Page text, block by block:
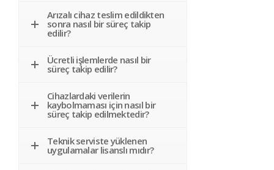
Arızalı cihaz teslim edildikten
sonra nasıl bir süreç takip
edilir?
Ücretli işlemlerde nasıl bir
süreç takip edilir?
Cihazlardaki verilerin
kaybolmaması için nasıl bir
süreç takip edilmektedir?
Teknik serviste yüklenen
uygulamalar lisanslı mıdır?